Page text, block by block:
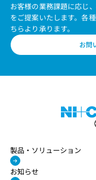
お客様の業務課題に応じ
をご提案いたします。各
ちらより承ります。
お問
製品・ソリューション
お知らせ